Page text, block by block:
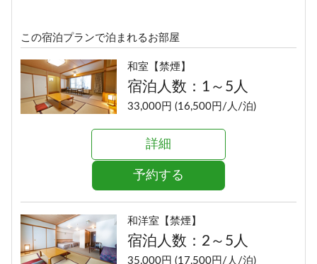
この宿泊プランで泊まれるお部屋
和室【禁煙】
宿泊人数：1～5人
33,000円 (16,500円/人/泊)
詳細
予約する
和洋室【禁煙】
宿泊人数：2～5人
35,000円 (17,500円/人/泊)